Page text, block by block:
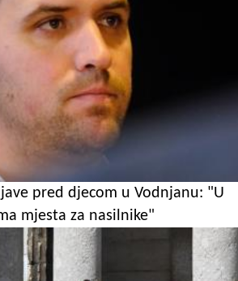
pred djecom u Vodnjanu: "U
mjesta za nasilnike"